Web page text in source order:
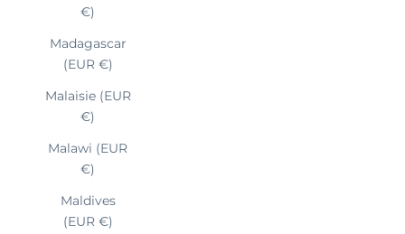
€)
Madagascar
(EUR €)
Malaisie (EUR
€)
Malawi (EUR
€)
Maldives
(EUR €)